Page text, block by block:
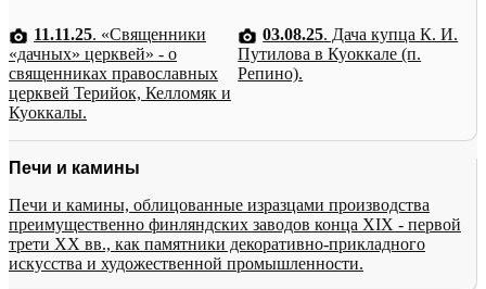
11.11.25. «Священники
«дачных» церквей» - о
священниках православных
церквей Терийок, Келломяк и
Куоккалы.
03.08.25. Дача купца К. И.
Путилова в Куоккале (п.
Репино).
Печи и камины
Печи и камины, облицованные изразцами производства
преимущественно финляндских заводов конца XIX - первой
трети XX вв., как памятники декоративно-прикладного
искусства и художественной промышленности.